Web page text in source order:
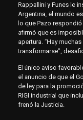
Rappallini y Funes le
Argentina, el mundo
lo que Pazo
afirmó que es
apertura. “Hay
transformarse”,
El único aviso
el anuncio de que el
de ley para la
RIGI industrial que
frenó la Justicia.